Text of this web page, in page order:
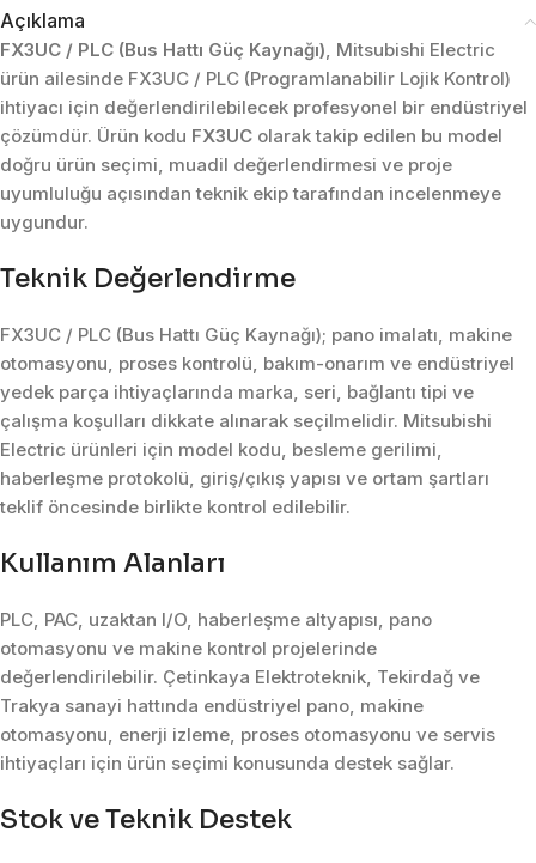
Açıklama
FX3UC / PLC (Bus Hattı Güç Kaynağı), Mitsubishi Electric
ürün ailesinde FX3UC / PLC (Programlanabilir Lojik Kontrol)
ihtiyacı için değerlendirilebilecek profesyonel bir endüstriyel
çözümdür. Ürün kodu FX3UC olarak takip edilen bu model
doğru ürün seçimi, muadil değerlendirmesi ve proje
uyumluluğu açısından teknik ekip tarafından incelenmeye
uygundur.
Teknik Değerlendirme
FX3UC / PLC (Bus Hattı Güç Kaynağı); pano imalatı, makine
otomasyonu, proses kontrolü, bakım-onarım ve endüstriyel
yedek parça ihtiyaçlarında marka, seri, bağlantı tipi ve
çalışma koşulları dikkate alınarak seçilmelidir. Mitsubishi
Electric ürünleri için model kodu, besleme gerilimi,
haberleşme protokolü, giriş/çıkış yapısı ve ortam şartları
teklif öncesinde birlikte kontrol edilebilir.
Kullanım Alanları
PLC, PAC, uzaktan I/O, haberleşme altyapısı, pano
otomasyonu ve makine kontrol projelerinde
değerlendirilebilir. Çetinkaya Elektroteknik, Tekirdağ ve
Trakya sanayi hattında endüstriyel pano, makine
otomasyonu, enerji izleme, proses otomasyonu ve servis
ihtiyaçları için ürün seçimi konusunda destek sağlar.
Stok ve Teknik Destek